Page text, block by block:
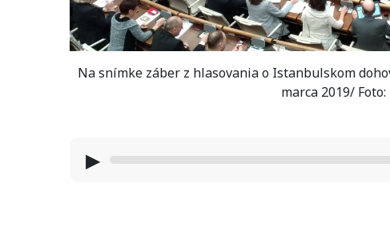
Na snímke záber z hlasovania o Istanbulskom
marca 2019/
▶